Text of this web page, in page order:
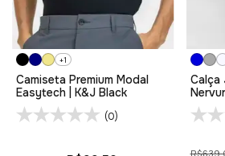
+1
Camiseta Premium Modal
Easytech | K&J Black
(0)
Calça